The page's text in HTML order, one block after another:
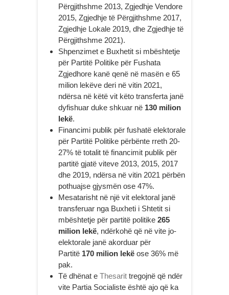
Përgjithshme 2013, Zgjedhje Vendore
2015, Zgjedhje të Përgjithshme 2017,
Zgjedhje Lokale 2019, dhe Zgjedhje të
Përgjithshme 2021).
Shpenzimet e Buxhetit si mbështetje
për Partitë Politike për Fushata
Zgjedhore kanë qenë në masën e 65
milion lekëve deri në vitin 2021,
ndërsa në këtë vit këto transferta janë
dyfishuar duke shkuar në 130 milion
lekë.
Financimi publik për fushatë elektorale
për Partitë Politike përbënte rreth 20-
27% të totalit të financimit publik për
partitë gjatë viteve 2013, 2015, 2017
dhe 2019, ndërsa në vitin 2021 përbën
pothuajse gjysmën ose 47%.
Mesatarisht në një vit elektoral janë
transferuar nga Buxheti i Shtetit si
mbështetje për partitë politike 265
milion lekë, ndërkohë që në vite jo-
elektorale janë akorduar për
Partitë 170 milion lekë ose 36% më
pak.
Të dhënat e Thesarit tregojnë që ndër
vite Partia Socialiste është ajo që ka